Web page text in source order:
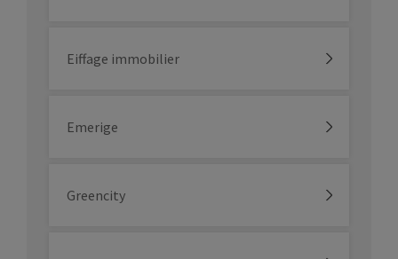
Eiffage immobilier
Emerige
Greencity